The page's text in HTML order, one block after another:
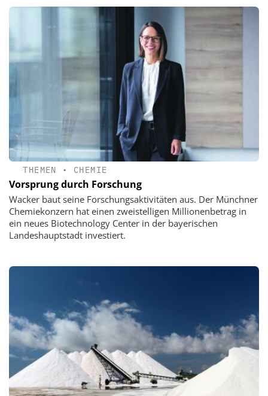
THEMEN • CHEMIE
Vorsprung durch Forschung
Wacker baut seine Forschungsaktivitäten aus. Der Münchner
Chemiekonzern hat einen zweistelligen Millionenbetrag in
ein neues Biotechnology Center in der bayerischen
Landeshauptstadt investiert.